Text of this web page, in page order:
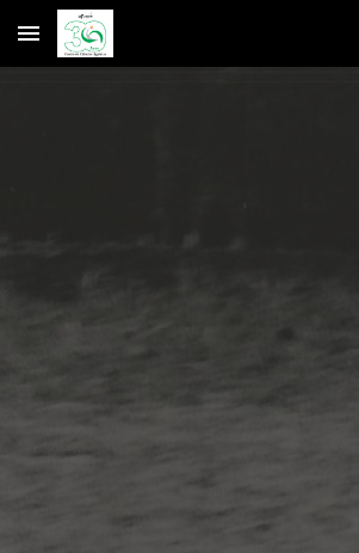
Skip to main content